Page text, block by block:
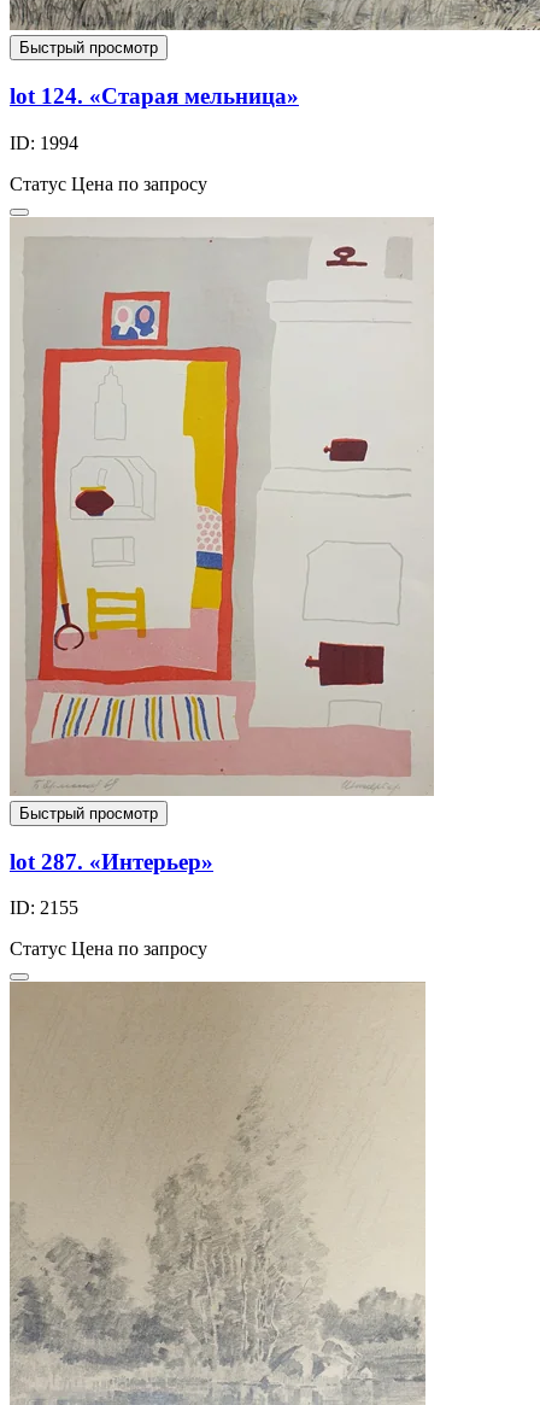
Быстрый просмотр
lot 124. «Старая мельница»
ID: 1994
Статус Цена по запросу
Быстрый просмотр
lot 287. «Интерьер»
ID: 2155
Статус Цена по запросу